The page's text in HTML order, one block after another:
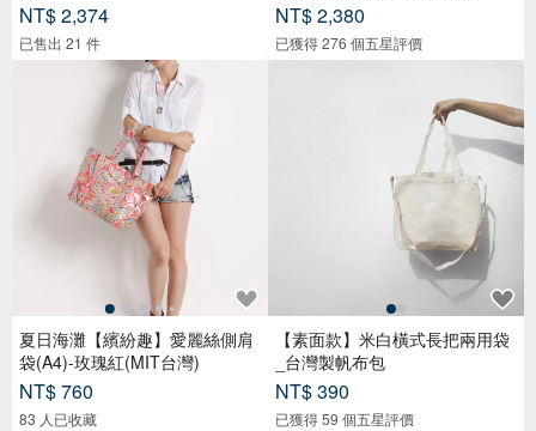
NT$ 2,374
已售出 21 件
夏日海灘【繽紛趣】愛麗絲側肩
袋(A4)-玫瑰紅(MIT台灣)
NT$ 760
83 人已收藏
NT$ 2,380
已獲得 276 個五星評價
【素面款】米白橫式長把兩用袋
_台灣製帆布包
NT$ 390
已獲得 59 個五星評價